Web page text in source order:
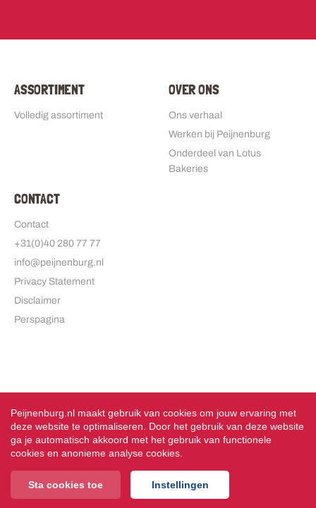
ASSORTIMENT
Volledig assortiment
OVER ONS
Ons verhaal
Werken bij Peijnenburg
Onderdeel van Lotus
Bakeries
CONTACT
Contact
+31(0)40 280 77 77
info@peijnenburg.nl
Privacy Statement
Disclaimer
Perspagina
Peijnenburg.nl maakt gebruik van cookies om jouw ervaring met
deze website te optimaliseren. Door het gebruik van deze website
ga je automatisch akkoord met het gebruik van functionele
cookies en anonieme analyse cookies.
Sta cookies toe Instellingen